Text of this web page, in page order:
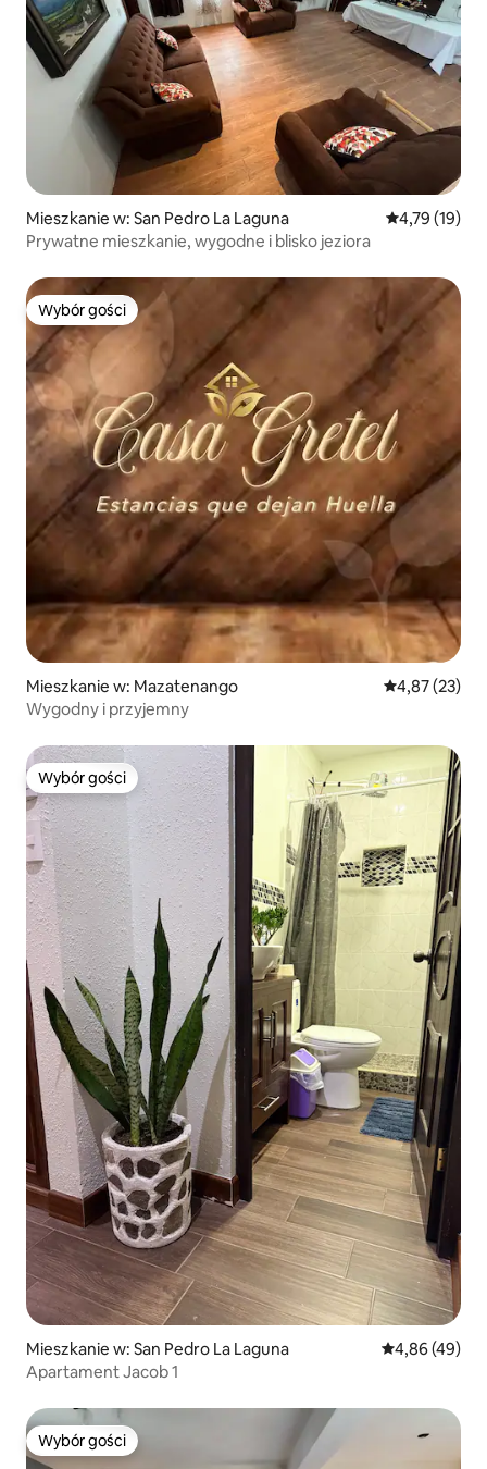
Mieszkanie w: San Pedro La Laguna Średnia
4,79 (19)
Prywatne mieszkanie, wygodne i blisko jeziora
Wybór gości
Wybór gości
Mieszkanie w: Mazatenango Średnia
4,87 (23)
Wygodny i przyjemny
Wybór gości
Wybór gości
Mieszkanie w: San Pedro La Laguna Średnia
4,86 (49)
Apartament Jacob 1
Wybór gości
Wybór gości